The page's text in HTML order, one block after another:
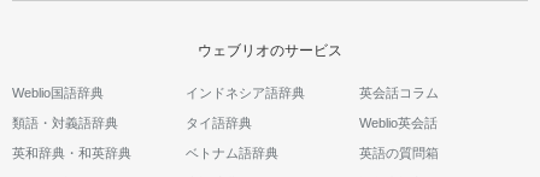
ウェブリオのサービス
Weblio国語辞典
類語・対義語辞典
英和辞典・和英辞典
インドネシア語辞典
タイ語辞典
ベトナム語辞典
英会話コラム
Weblio英会話
英語の質問箱